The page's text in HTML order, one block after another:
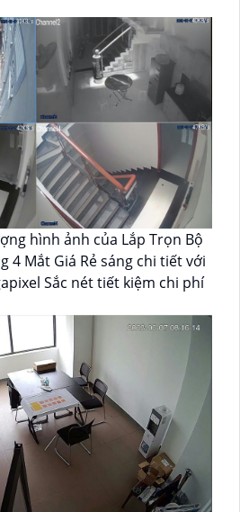
hình ảnh của Lắp Trọn Bộ
4 Mắt Giá Rẻ sáng chi tiết với
Sắc nét tiết kiệm chi phí